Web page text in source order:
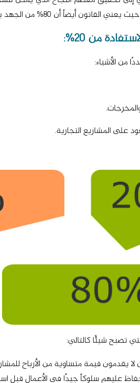
من الجهد يؤدي فقط إلى 20% من النتائج.
من الأشياء:
نظرًا لأن الزبائن لا يقدمون قيمة متساوية